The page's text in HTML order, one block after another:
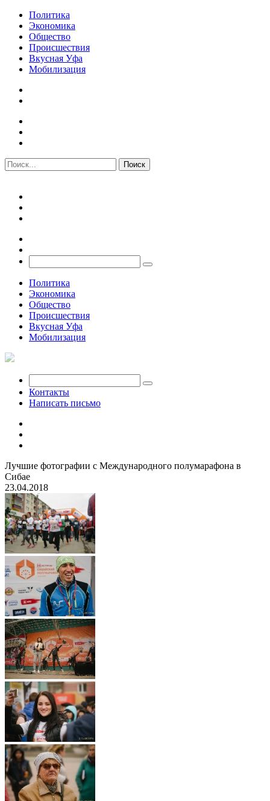
Политика
Экономика
Общество
Происшествия
Вкусная Уфа
Мобилизация
Политика
Экономика
Общество
Происшествия
Вкусная Уфа
Мобилизация
Контакты
Написать письмо
Лучшие фотографии с Международного полумарафона в
Сибае
23.04.2018